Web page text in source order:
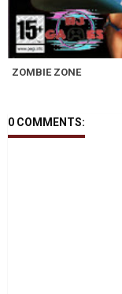
ZOMBIE ZONE
0 COMMENTS: